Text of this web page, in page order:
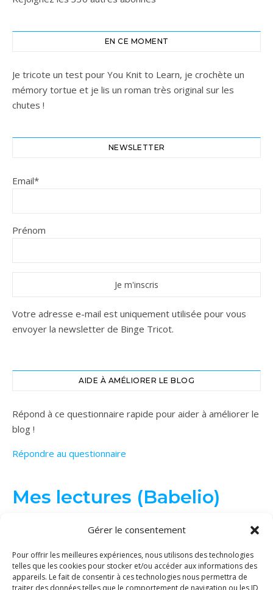
Gérer le consentement
Pour offrir les meilleures expériences, nous utilisons des technologies
telles que les cookies pour stocker et/ou accéder aux informations des
appareils. Le fait de consentir à ces technologies nous permettra de
traiter des données telles que le comportement de navigation ou les ID
EN CE MOMENT
Je tricote un test pour You Knit to Learn, je crochète un
mémory tortue et je lis un roman très original sur les
chutes !
NEWSLETTER
Email*
Prénom
Votre adresse e-mail est uniquement utilisée pour vous
envoyer la newsletter de Binge Tricot.
AIDE À AMÉLIORER LE BLOG
Répond à ce questionnaire rapide pour aider à améliorer le
blog !
Répondre au questionnaire
Mes lectures (Babelio)